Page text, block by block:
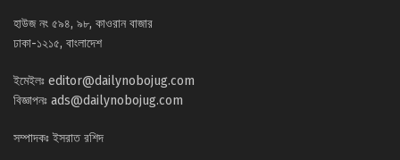
হাউজ নং ৫৯৪, ৯৮, কাওরান বাজার
ঢাকা-১২১৫, বাংলাদেশ
ইমেইলঃ editor@dailynobojug.com
বিজ্ঞাপনঃ ads@dailynobojug.com
সম্পাদকঃ ইসরাত রশিদ